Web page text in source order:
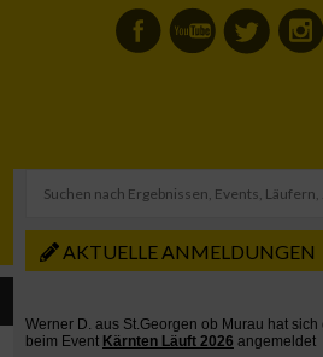
AKTUELLE ANMELDUNGEN